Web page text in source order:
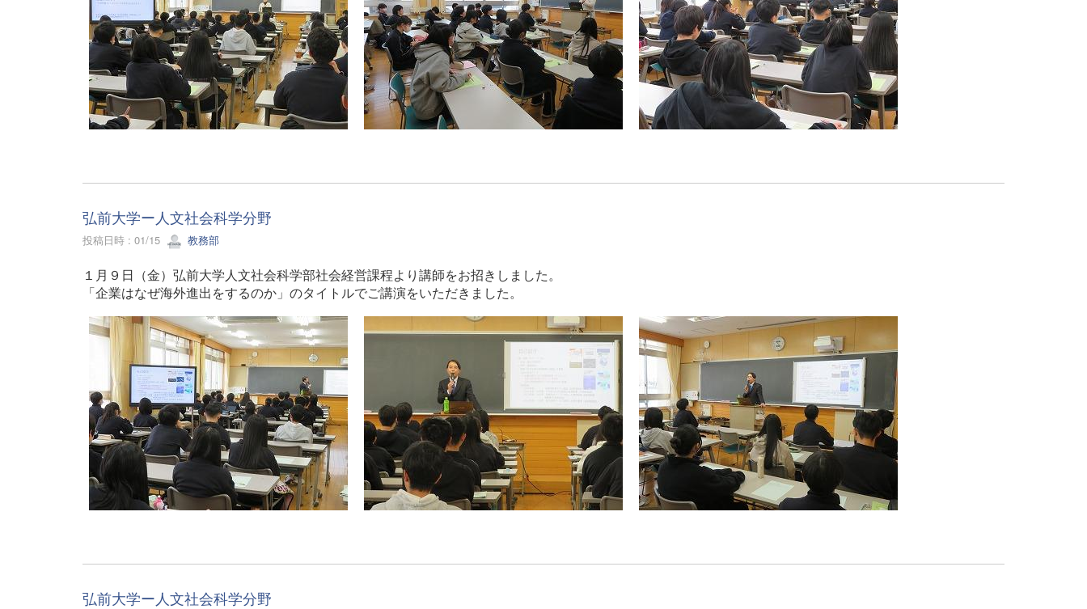
弘前大学ー人文社会科学分野
投稿日時 : 01/15 教務部
１月９日（金）弘前大学人文社会科学部社会経営課程より講師をお招きしました。
「企業はなぜ海外進出をするのか」のタイトルでご講演をいただきました。
弘前大学ー人文社会科学分野